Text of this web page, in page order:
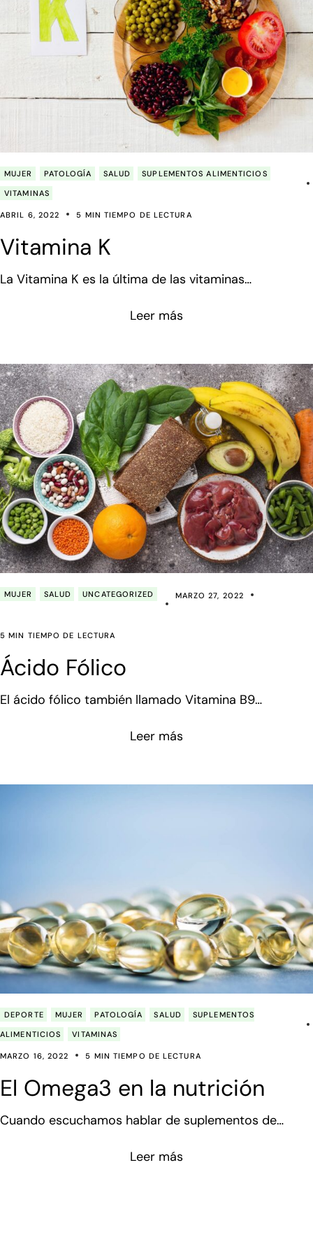
MUJER PATOLOGÍA SALUD
SUPLEMENTOS ALIMENTICIOS
VITAMINAS
ABRIL 6, 2022 5 MIN TIEMPO DE LECTURA
Vitamina K
La Vitamina K es la última de las vitaminas
artículos. En otras entradas hemos hablado del resto
Leer más
MUJER SALUD UNCATEGORIZED MARZO 27, 2022
5 MIN TIEMPO DE LECTURA
Ácido Fólico
El ácido fólico también llamado Vitamina B9
Concretamente a las del grupo B junto con vitaminas
Leer más
DEPORTE MUJER PATOLOGÍA SALUD
SUPLEMENTOS
ALIMENTICIOS
VITAMINAS
MARZO 16, 2022 5 MIN TIEMPO DE LECTURA
El Omega3 en la nutrición
Cuando escuchamos hablar de suplementos de
hablar de dos grandes protagonistas. Del omega 3 y
Leer más